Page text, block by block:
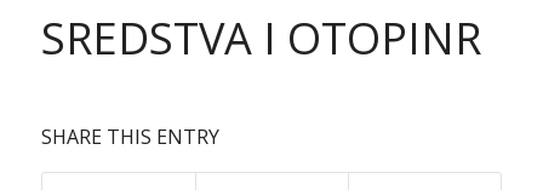
SREDSTVA I OTOPINR
SHARE THIS ENTRY